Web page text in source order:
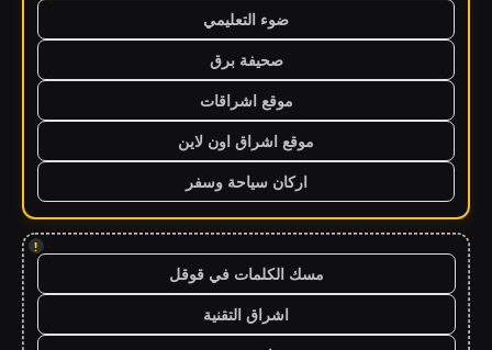
ضوء التعليمي
صحيفة برق
موقع اشراقات
موقع اشراق اون لاين
اركان سياحة وسفر
!
مسك الكلمات في قوقل
اشراق التقنية